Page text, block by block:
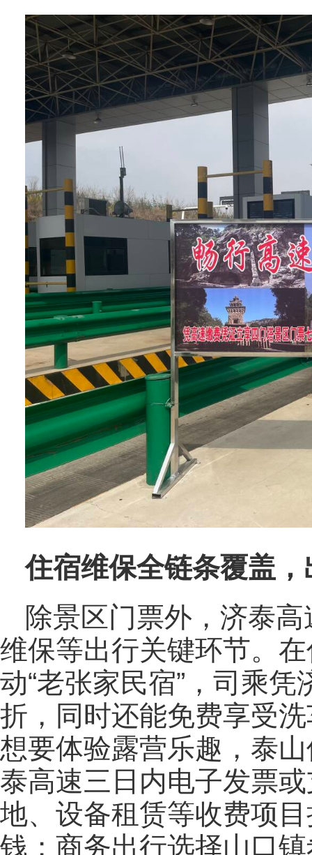
住宿维保全链条覆盖
除景区门票外，济泰
维保等出行关键环节。
动“老张家民宿”，司乘
折，同时还能免费享受
想要体验露营乐趣，泰
泰高速三日内电子发票
地、设备租赁等收费项
钱；商务出行选择山口